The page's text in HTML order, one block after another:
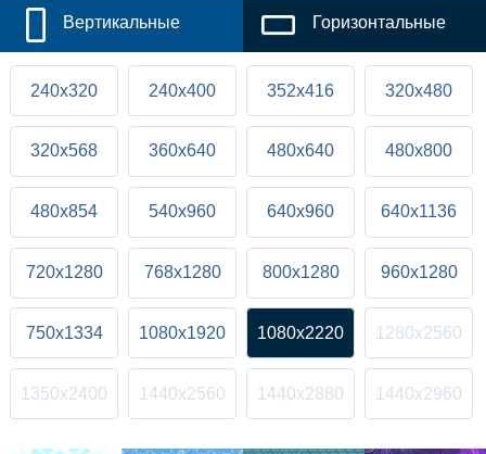
Вертикальные Горизонтальные
240x320 240x400 352x416 320x480
320x568 360x640 480x640 480x800
480x854 540x960 640x960 640x1136
720x1280 768x1280 800x1280 960x1280
750x1334 1080x1920 1080x2220 1280x2560
1350x2400 1440x2560 1440x2880 1440x2960